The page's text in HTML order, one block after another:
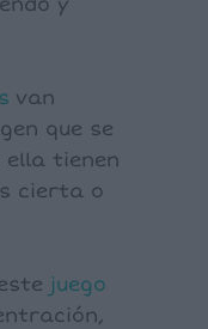
y
van
que se
tienen
cierta o
juego